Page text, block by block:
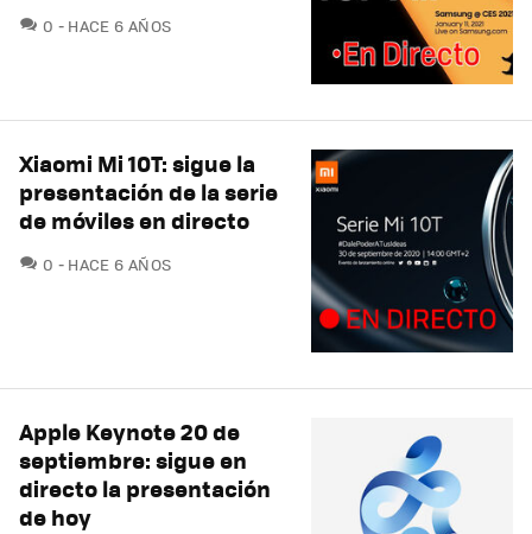
0 COMENTARIOS
HACE 6 AÑOS
Xiaomi Mi 10T: sigue la
presentación de la serie
de móviles en directo
0 COMENTARIOS
HACE 6 AÑOS
Apple Keynote 20 de
septiembre: sigue en
directo la presentación
de hoy